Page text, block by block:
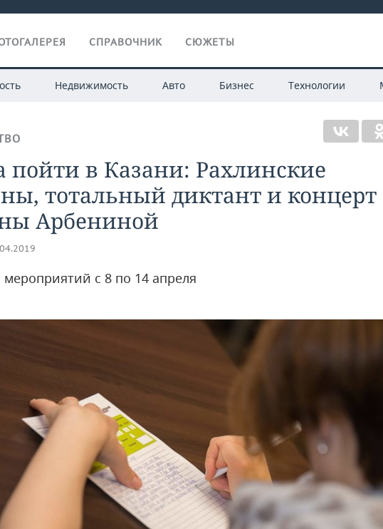
СПРАВОЧНИК СЮЖЕТЫ
Недвижимость Авто Бизнес Технологии
пойти в Казани: Рахлинские
тотальный диктант и концерт
Арбениной
с 8 по 14 апреля